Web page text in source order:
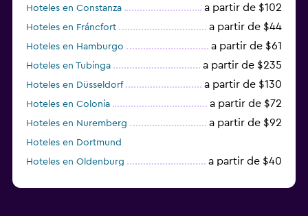
Hoteles en Constanza a partir de $102
Hoteles en Fráncfort a partir de $44
Hoteles en Hamburgo a partir de $61
Hoteles en Tubinga a partir de $235
Hoteles en Düsseldorf a partir de $130
Hoteles en Colonia a partir de $72
Hoteles en Nuremberg a partir de $92
Hoteles en Dortmund
Hoteles en Oldenburg
a partir de $40